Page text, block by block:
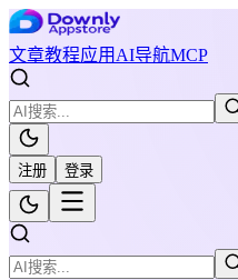
文章教程应用 AI导航MCP
注册 登录